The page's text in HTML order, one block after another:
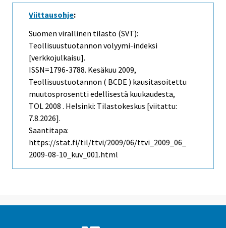
Viittausohje:
Suomen virallinen tilasto (SVT):
Teollisuustuotannon volyymi-indeksi
[verkkojulkaisu].
ISSN=1796-3788. Kesäkuu 2009,
Teollisuustuotannon ( BCDE ) kausitasoitettu
muutosprosentti edellisestä kuukaudesta,
TOL 2008 . Helsinki: Tilastokeskus [viitattu:
7.8.2026].
Saantitapa:
https://stat.fi/til/ttvi/2009/06/ttvi_2009_06_
2009-08-10_kuv_001.html